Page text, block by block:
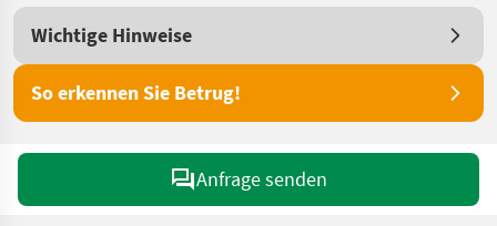
Wichtige Hinweise
So erkennen Sie Betrug!
Anfrage senden